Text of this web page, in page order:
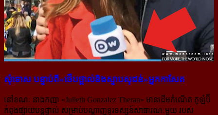
សុំទោស បន្ទាប់​ពី​«ថើបថ្ពាល់​និង​ស្ទាប​សុដន់»​អ្នក​កាសែត
នៅខណៈ នាងកញ្ញា «Julieth Gonzalez Theran» មានដើមកំណើត កូឡំប៊ី
កំពុងផ្សាយបន្តផ្ទាល់ សម្រាប់បណ្ដាញ​ទូរទស្សន៍​សាធារណៈមួយ របស់